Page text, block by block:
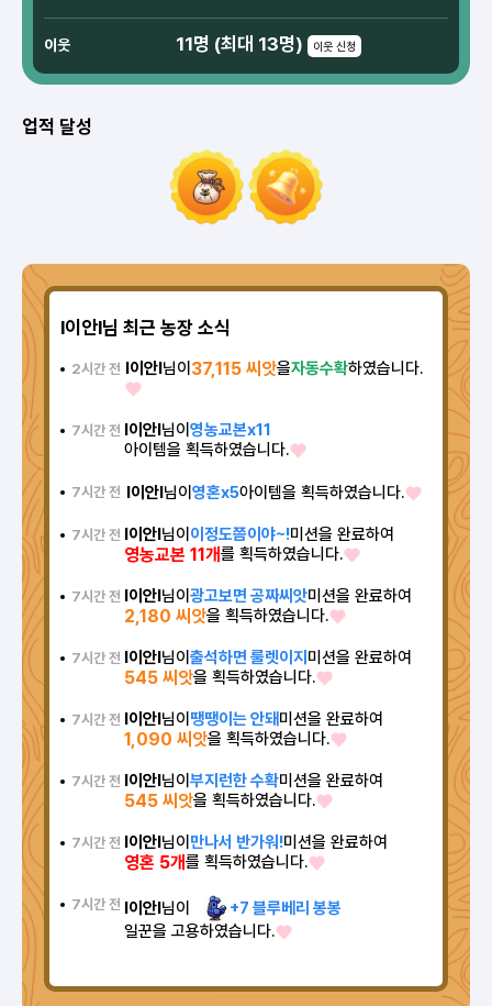
이웃 11명 (최대 13명) 이웃 신청
업적 달성
l이안l님 최근 농장 소식
2시간 전 l이안l님이 37,115 씨앗을자동수확하였습니다.
7시간 전 l이안l님이 영농교본x11
아이템을 획득하였습니다.
7시간 전 l이안l님이 영혼x5아이템을 획득하였습니다.
7시간 전 l이안l님이 이정도쯤이야~!미션을 완료하여
영농교본 11개를 획득하였습니다.
7시간 전 l이안l님이 광고보면 공짜씨앗미션을 완료하여
2,180 씨앗을 획득하였습니다.
7시간 전 l이안l님이 출석하면 룰렛이지 미션을 완료하여
545 씨앗을 획득하였습니다.
7시간 전 l이안l님이 땡땡이는 안돼미션을 완료하여
1,090 씨앗을 획득하였습니다.
7시간 전 l이안l님이 부지런한 수확미션을 완료하여
545 씨앗을 획득하였습니다.
7시간 전 l이안l님이 만나서 반가워!미션을 완료하여
영혼 5개를 획득하였습니다.
7시간 전 l이안l님이
+7 블루베리 봉봉
일꾼을 고용하였습니다.